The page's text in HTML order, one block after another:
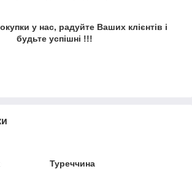
у нас, радуйте Ваших клієнтів і
будьте успішні !!!
Туреччина